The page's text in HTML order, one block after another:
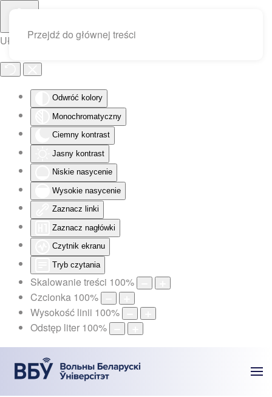
Ułatwienia dostępu
Odwróć kolory
Monochromatyczny
Ciemny kontrast
Jasny kontrast
Niskie nasycenie
Wysokie nasycenie
Zaznacz linki
Zaznacz nagłówki
Czytnik ekranu
Tryb czytania
Skalowanie treści 100%
Czcionka 100%
Wysokość linii 100%
Odstęp liter 100%
Przejdź do głównej treści